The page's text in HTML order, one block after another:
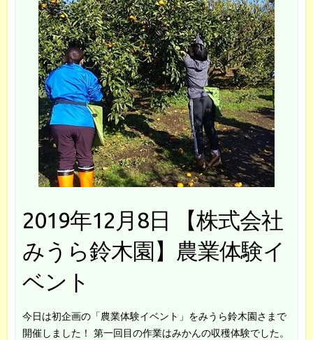
2019年12月8日 【株式会社
みうら鈴木園】農業体験イ
ベント
今日は初企画の「農業体験イベント」をみうら鈴木園さまで
開催しました！ 第一回目の作業はみかんの収穫体験でした。